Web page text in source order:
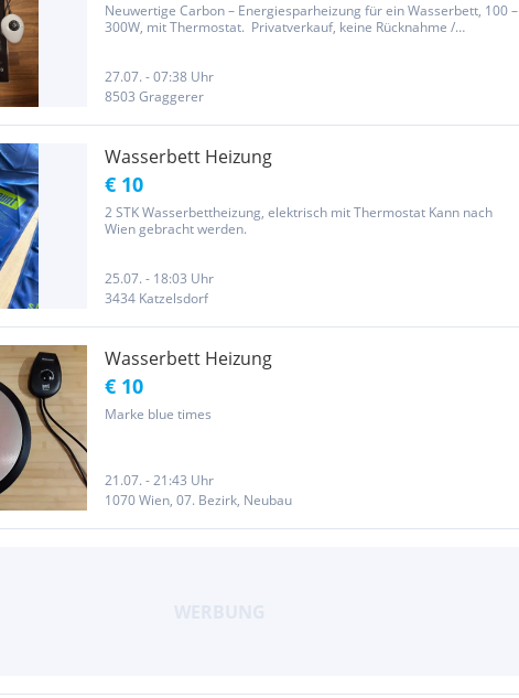
Neuwertige Carbon – Energiesparheizung für ein Wasserbett, 100 –
300W, mit Thermostat. Privatverkauf, keine Rücknahme /
27.07. - 07:38 Uhr
8503 Graggerer
Wasserbett Heizung
€ 10
2 STK Wasserbettheizung, elektrisch mit Thermostat Kann nach
Wien gebracht werden.
25.07. - 18:03 Uhr
3434 Katzelsdorf
Wasserbett Heizung
€ 10
Marke blue times
21.07. - 21:43 Uhr
1070 Wien, 07. Bezirk, Neubau